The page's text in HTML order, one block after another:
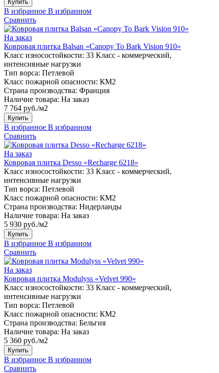
Купить
В избранное В избранном
Сравнить
На заказ
Ковровая плитка Balsan «Canopy To Bark Vision 910»
Класс износостойкости: 33 Класс - коммерческий,
интенсивные нагрузки
Тип ворса: Петлевой
Класс пожарной опасности: КМ2
Страна производства: Франция
Наличие товара: На заказ
7 764 руб./м2
Купить
В избранное В избранном
Сравнить
На заказ
Ковровая плитка Desso «Recharge 6218»
Класс износостойкости: 33 Класс - коммерческий,
интенсивные нагрузки
Тип ворса: Петлевой
Класс пожарной опасности: КМ2
Страна производства: Нидерланды
Наличие товара: На заказ
5 930 руб./м2
Купить
В избранное В избранном
Сравнить
На заказ
Ковровая плитка Modulyss «Velvet 990»
Класс износостойкости: 33 Класс - коммерческий,
интенсивные нагрузки
Тип ворса: Петлевой
Класс пожарной опасности: КМ2
Страна производства: Бельгия
Наличие товара: На заказ
5 360 руб./м2
Купить
В избранное В избранном
Сравнить